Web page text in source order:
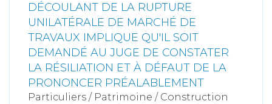
DÉCOULANT DE LA RUPTURE
UNILATÉRALE DE MARCHÉ DE
TRAVAUX IMPLIQUE QU'IL SOIT
DEMANDÉ AU JUGE DE CONSTATER
LA RÉSILIATION ET À DÉFAUT DE LA
PRONONCER PRÉALABLEMENT
Particuliers / Patrimoine / Construction